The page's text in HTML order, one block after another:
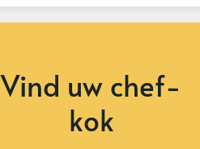
Vind uw chef-
kok